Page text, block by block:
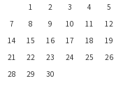
1 2 3 4
5
7 8 9 10 11
12
14 15 16 17 18
19
21 22 23 24 25
26
28 29 30